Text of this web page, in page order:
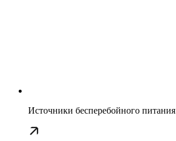
Источники бесперебойного питания